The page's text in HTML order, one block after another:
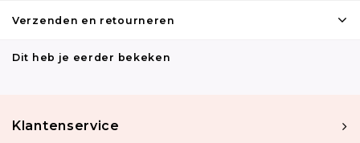
Verzenden en retourneren
Dit heb je eerder bekeken
Klantenservice